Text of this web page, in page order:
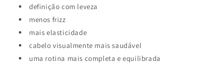
definição com leveza
menos frizz
mais elasticidade
cabelo visualmente mais saudável
uma rotina mais completa e equilibrada